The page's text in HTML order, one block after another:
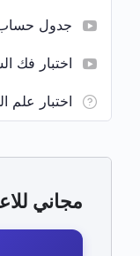
جدول
اختبار فك
اختبار علم
مجاني